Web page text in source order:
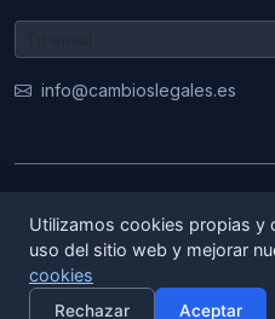
Activar alertas
info@cambioslegales.es
ES|EN
Utilizamos cookies propias y
uso del sitio web y mejorar
cookies
Rechazar Aceptar